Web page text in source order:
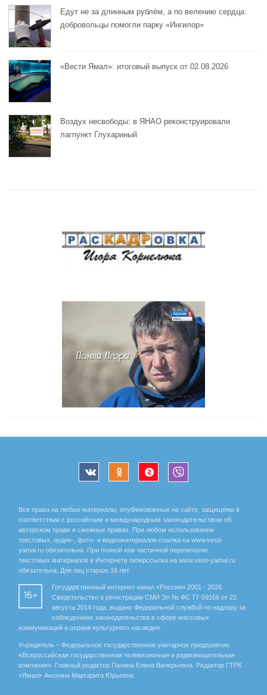
Едут не за длинным рублём, а по велению сердца:
добровольцы помогли парку «Ингилор»
«Вести Ямал»: итоговый выпуск от 02.08.2026
Воздух несвободы: в ЯНАО реконструировали
лагпункт Глухариный
Все права на любые материалы, опубликованные на сайте, защищены в
соответствии с российским и международным законодательством об
авторском праве и смежных правах. При любом использовании
текстовых, аудио-, фото- и видеоматериалов ссылка на www.vesti-
yamal.ru обязательна. При полной или частичной перепечатке
текстовых материалов в Интернете гиперссылка на www.vesti-yamal.ru
обязательна. Для лиц старше 16 лет.
16+
Государственный интернет-канал «Россия» 2001 - 2026.
Свидетельство о регистрации СМИ Эл № ФС 77-59166 от 22
августа 2014 года, выдано Федеральной службой по надзору за
соблюдением законодательства в сфере массовых
коммуникаций и охране культурного наследия.
Учредитель – Федеральное государственное унитарное предприятие
«Всероссийская государственная телевизионная и радиовещательная
компания». Главный редактор Панина Елена Валерьевна. Редактор ГТРК
«Ямал» Анохина Маргарита Юрьевна.